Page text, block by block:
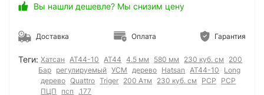
Вы нашли дешевле? Мы снизим цену
Доставка Оплата Гарантия
Теги: Хатсан АТ44-10 AT44 4.5 мм 580 мм 230 куб. см
200
Бар регулируемый УСМ дерево Hatsan AT44-10
Long
дерево Quattro Triger 200 Атм 230 куб. см PCP
РСР
ПЦП
псп .177